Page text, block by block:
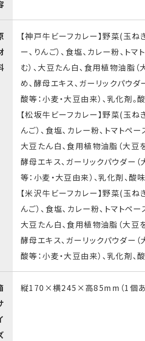
【神戸牛ビーフカレー】野菜(玉ね
ー、りんご）、食塩、カレー粉、ト
む）、大豆たん白、食用植物油脂
め、酵母エキス、ガーリックパウダ
酸等：小麦・大豆由来）、乳化剤。
【松坂牛ビーフカレー】野菜(玉ね
んご）、食塩、カレー粉、トマトペ
大豆たん白、食用植物油脂（大豆
酵母エキス、ガーリックパウダー（
等：小麦・大豆由来）、乳化剤、酸
【米沢牛ビーフカレー】野菜(玉ね
んご）、食塩、カレー粉、トマトペ
大豆たん白、食用植物油脂（大豆
酵母エキス、ガーリックパウダー
酸等：小麦・大豆由来）、乳化剤、
縦170×横245×高85mm（1個あ